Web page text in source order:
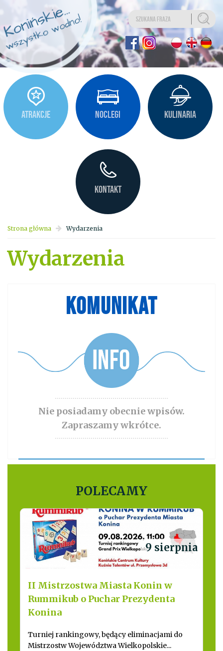
Uwaga:
Ta
strona
internetowa
zawiera
system
ułatwień
dostępu.
ATRAKCJE NOCLEGI KULINARIA
KONTAKT
Strona główna Wydarzenia
Wydarzenia
KOMUNIKAT
Nie posiadamy obecnie wpisów.
Zapraszamy wkrótce.
POLECAMY
9 sierpnia
II Mistrzostwa Miasta Konin w
Rummikub o Puchar Prezydenta
Konina
Turniej rankingowy, będący eliminacjami do
Mistrzostw Województwa Wielkopolskie...